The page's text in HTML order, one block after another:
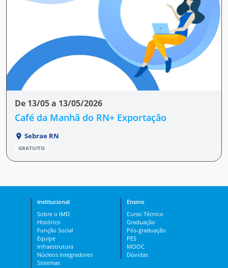
De 13/05 a 13/05/2026
Café da Manhã do RN+ Exportação
Sebrae RN
GRATUITO
Institucional
Sobre o IMD
Histórico
Função Social
Equipe
Infraestrutura
Núcleos Integradores
Sistemas
Ensino
Curso Técnico
Graduação
Pós-graduação
PES
MOOC
Dúvidas